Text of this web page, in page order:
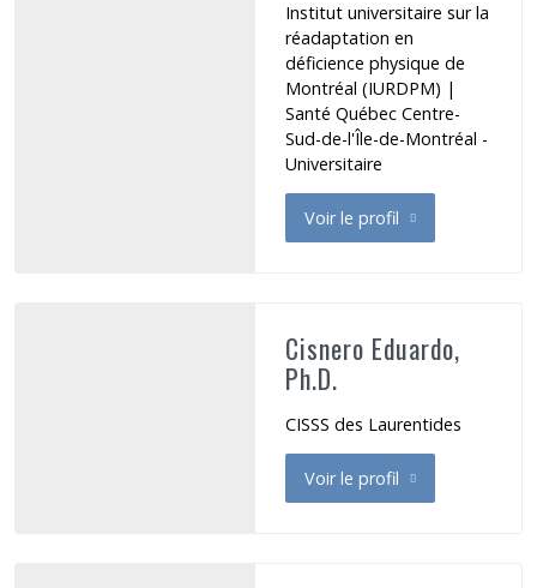
Institut universitaire sur la
réadaptation en
déficience physique de
Montréal (IURDPM) |
Santé Québec Centre-
Sud-de-l'Île-de-Montréal -
Universitaire
Voir le profil
de Casu Laura
Cisnero Eduardo,
Ph.D.
CISSS des Laurentides
Voir le profil
de Cisnero Eduardo